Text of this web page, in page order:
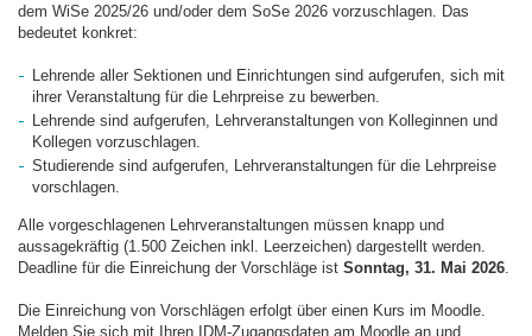
dem WiSe 2025/26 und/oder dem SoSe 2026 vorzuschlagen. Das
bedeutet konkret:
Lehrende aller Sektionen und Einrichtungen sind aufgerufen, sich mit
ihrer Veranstaltung für die Lehrpreise zu bewerben.
Lehrende sind aufgerufen, Lehrveranstaltungen von Kolleginnen und
Kollegen vorzuschlagen.
Studierende sind aufgerufen, Lehrveranstaltungen für die Lehrpreise
vorschlagen.
Alle vorgeschlagenen Lehrveranstaltungen müssen knapp und
aussagekräftig (1.500 Zeichen inkl. Leerzeichen) dargestellt werden.
Deadline für die Einreichung der Vorschläge ist Sonntag, 31. Mai 2026.
Die Einreichung von Vorschlägen erfolgt über einen Kurs im Moodle.
Melden Sie sich mit Ihren IDM-Zugangsdaten am Moodle an und